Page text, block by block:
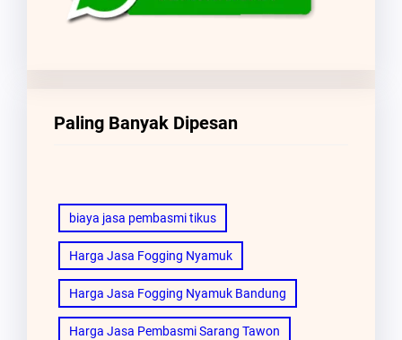
Paling Banyak Dipesan
biaya jasa pembasmi tikus
Harga Jasa Fogging Nyamuk
Harga Jasa Fogging Nyamuk Bandung
Harga Jasa Pembasmi Sarang Tawon